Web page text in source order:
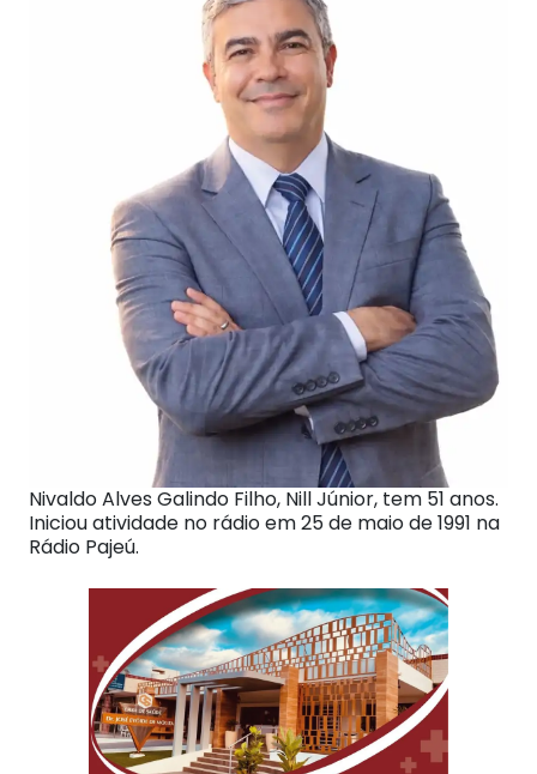
Nivaldo Alves Galindo Filho, Nill Júnior, tem 51 anos.
Iniciou atividade no rádio em 25 de maio de 1991 na
Rádio Pajeú.